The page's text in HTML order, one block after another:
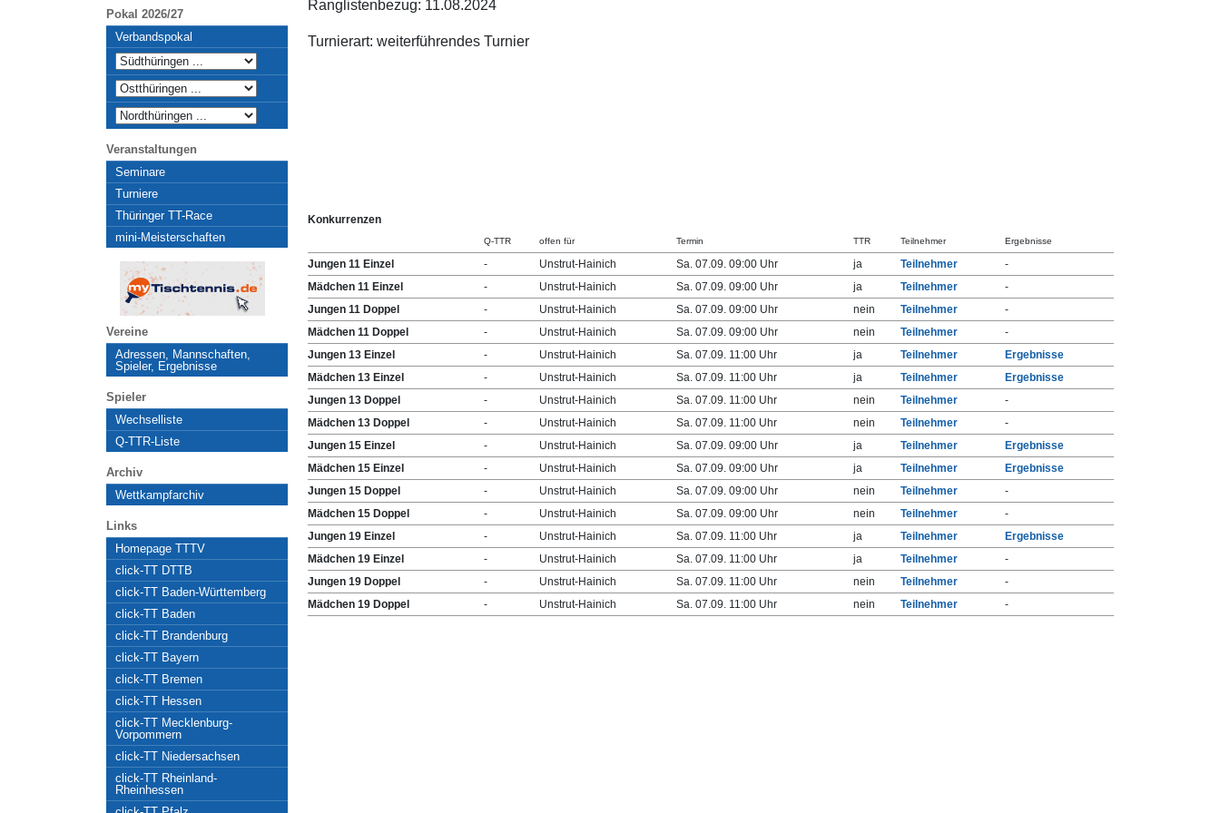
Pokal 2026/27
Verbandspokal
Veranstaltungen
Seminare
Turniere
Thüringer TT-Race
mini-Meisterschaften
Vereine
Adressen, Mannschaften,
Spieler, Ergebnisse
Spieler
Wechselliste
Q-TTR-Liste
Archiv
Wettkampfarchiv
Links
Homepage TTTV
click-TT DTTB
click-TT Baden-Württemberg
click-TT Baden
click-TT Brandenburg
click-TT Bayern
click-TT Bremen
click-TT Hessen
click-TT Mecklenburg-
Vorpommern
click-TT Niedersachsen
click-TT Rheinland-
Rheinhessen
Ranglistenbezug: 11.08.2024
Turnierart: weiterführendes Turnier
Konkurrenzen
Q-TTR offen für Termin TTR Teilnehmer Ergebnisse
Jungen 11 Einzel - Unstrut-Hainich Sa. 07.09. 09:00 Uhr ja Teilnehmer
-
Mädchen 11 Einzel
- Unstrut-Hainich Sa. 07.09. 09:00 Uhr ja Teilnehmer
-
Jungen 11 Doppel
- Unstrut-Hainich Sa. 07.09. 09:00 Uhr nein Teilnehmer
-
Mädchen 11 Doppel
- Unstrut-Hainich Sa. 07.09. 09:00 Uhr nein Teilnehmer
-
Jungen 13 Einzel
- Unstrut-Hainich Sa. 07.09. 11:00 Uhr ja Teilnehmer
Ergebnisse
Mädchen 13 Einzel
- Unstrut-Hainich Sa. 07.09. 11:00 Uhr ja Teilnehmer
Ergebnisse
Jungen 13 Doppel
- Unstrut-Hainich Sa. 07.09. 11:00 Uhr nein Teilnehmer
-
Mädchen 13 Doppel
- Unstrut-Hainich Sa. 07.09. 11:00 Uhr nein Teilnehmer
-
Jungen 15 Einzel
- Unstrut-Hainich Sa. 07.09. 09:00 Uhr ja Teilnehmer
Ergebnisse
Mädchen 15 Einzel
- Unstrut-Hainich Sa. 07.09. 09:00 Uhr ja Teilnehmer
Ergebnisse
Jungen 15 Doppel
- Unstrut-Hainich Sa. 07.09. 09:00 Uhr nein Teilnehmer
-
Mädchen 15 Doppel
- Unstrut-Hainich Sa. 07.09. 09:00 Uhr nein Teilnehmer
-
Jungen 19 Einzel
- Unstrut-Hainich Sa. 07.09. 11:00 Uhr ja Teilnehmer
Ergebnisse
Mädchen 19 Einzel
- Unstrut-Hainich Sa. 07.09. 11:00 Uhr ja Teilnehmer
-
Jungen 19 Doppel
- Unstrut-Hainich Sa. 07.09. 11:00 Uhr nein Teilnehmer
-
Mädchen 19 Doppel
- Unstrut-Hainich Sa. 07.09. 11:00 Uhr nein Teilnehmer -